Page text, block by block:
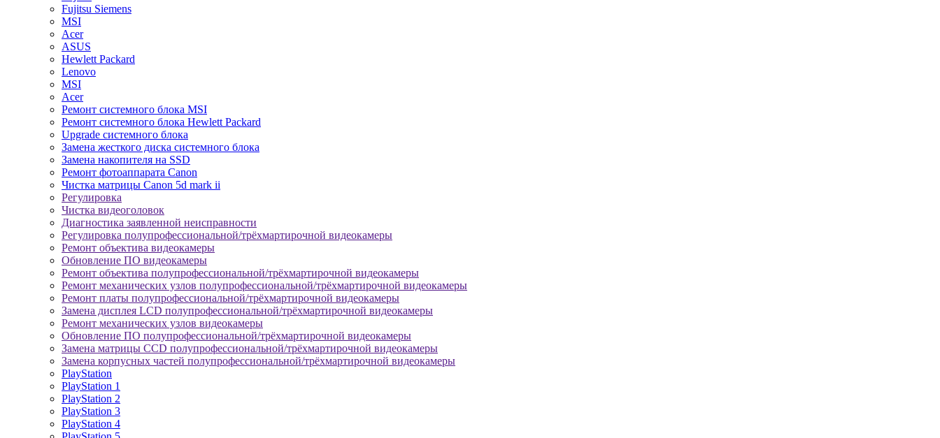
Fujitsu Siemens
MSI
Acer
ASUS
Hewlett Packard
Lenovo
MSI
Acer
Ремонт системного блока MSI
Ремонт системного блока Hewlett Packard
Upgrade системного блока
Замена жесткого диска системного блока
Замена накопителя на SSD
Ремонт фотоаппарата Canon
Чистка матрицы Canon 5d mark ii
Регулировка
Чистка видеоголовок
Диагностика заявленной неисправности
Регулировка полупрофессиональной/трёхмартирочной видеокамеры
Ремонт объектива видеокамеры
Обновление ПО видеокамеры
Ремонт объектива полупрофессиональной/трёхмартирочной видеокамеры
Ремонт механических узлов полупрофессиональной/трёхмартирочной видеокамеры
Ремонт платы полупрофессиональной/трёхмартирочной видеокамеры
Замена дисплея LCD полупрофессиональной/трёхмартирочной видеокамеры
Ремонт механических узлов видеокамеры
Обновление ПО полупрофессиональной/трёхмартирочной видеокамеры
Замена матрицы CCD полупрофессиональной/трёхмартирочной видеокамеры
Замена корпусных частей полупрофессиональной/трёхмартирочной видеокамеры
PlayStation
PlayStation 1
PlayStation 2
PlayStation 3
PlayStation 4